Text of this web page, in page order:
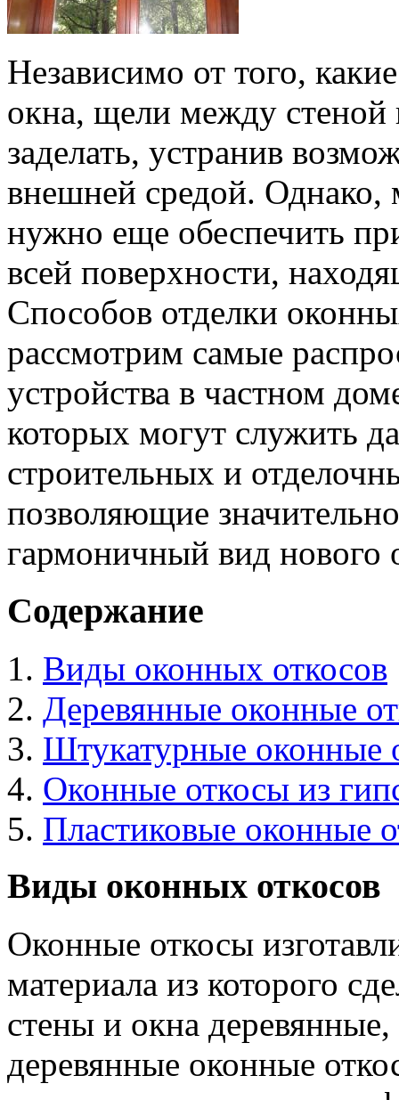
Независимо от того,
окна, щели между
заделать, устранив
внешней средой. Однако,
нужно еще обеспечить
всей поверхности,
Способов отделки
рассмотрим самые
устройства в частном
которых могут служить
строительных и
позволяющие
гармоничный вид нового
Содержание
Виды оконных откосов
Деревянные оконные
Штукатурные оконные
Оконные откосы из
Пластиковые оконные
Виды оконных откосов
Оконные откосы
материала из которого
стены и окна
деревянные оконные